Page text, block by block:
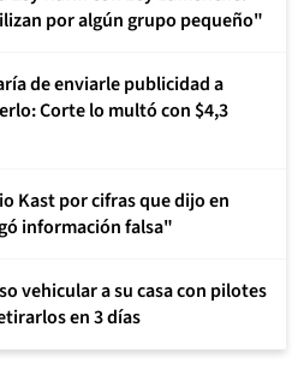
por algún grupo pequeño"
de enviarle publicidad a
Corte lo multó con $4,3
Kast por cifras que dijo en
información falsa"
vehicular a su casa con pilotes
en 3 días